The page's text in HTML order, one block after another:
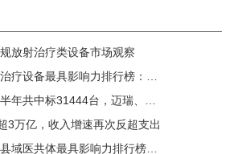
放射治疗类设备市场观察
宇医疗、医迈斯、慧康排名前三，XY-K-MEDICAL系列广受欢迎
31444台，迈瑞、科曼、飞利浦排前三
3万亿，收入增速再次反超支出
榜：迈瑞、科曼、德尔格排名前三，市场集中度CR3超75%